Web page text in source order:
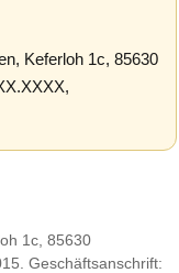
Keferloh 1c, 85630
1c, 85630
Geschäftsanschrift: